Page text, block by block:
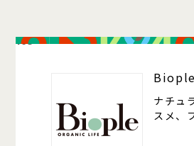
105
Biople
ナチュ
スメ、